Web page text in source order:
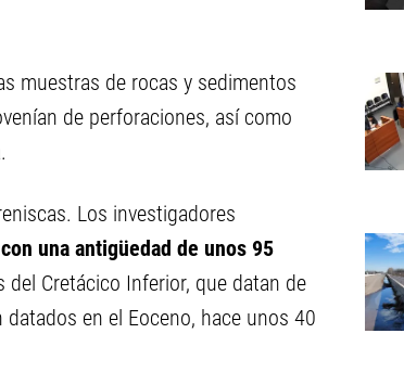
muestras de rocas y sedimentos
de perforaciones, así como
Los investigadores
con una antigüedad de unos 95
Cretácico Inferior, que datan de
en el Eoceno, hace unos 40